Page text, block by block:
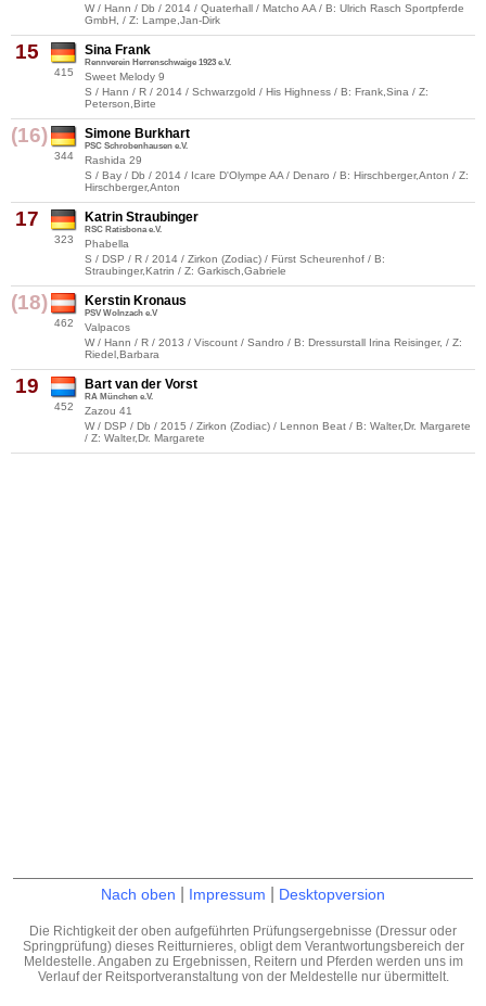
W / Hann / Db / 2014 / Quaterhall / Matcho AA / B: Ulrich Rasch Sportpferde
GmbH, / Z: Lampe,Jan-Dirk
15
415
Sina Frank
Rennverein Herrenschwaige 1923 e.V.
Sweet Melody 9
S / Hann / R / 2014 / Schwarzgold / His Highness / B: Frank,Sina / Z:
Peterson,Birte
(16)
344
Simone Burkhart
PSC Schrobenhausen e.V.
Rashida 29
S / Bay / Db / 2014 / Icare D'Olympe AA / Denaro / B: Hirschberger,Anton / Z:
Hirschberger,Anton
17
323
Katrin Straubinger
RSC Ratisbona e.V.
Phabella
S / DSP / R / 2014 / Zirkon (Zodiac) / Fürst Scheurenhof / B:
Straubinger,Katrin / Z: Garkisch,Gabriele
(18)
462
Kerstin Kronaus
PSV Wolnzach e.V
Valpacos
W / Hann / R / 2013 / Viscount / Sandro / B: Dressurstall Irina Reisinger, / Z:
Riedel,Barbara
19
452
Bart van der Vorst
RA München e.V.
Zazou 41
W / DSP / Db / 2015 / Zirkon (Zodiac) / Lennon Beat / B: Walter,Dr. Margarete
/ Z: Walter,Dr. Margarete
Nach oben Impressum Desktopversion
Die Richtigkeit der oben aufgeführten Prüfungsergebnisse (Dressur oder
Springprüfung) dieses Reitturnieres, obligt dem Verantwortungsbereich der
Meldestelle. Angaben zu Ergebnissen, Reitern und Pferden werden uns im
Verlauf der Reitsportveranstaltung von der Meldestelle nur übermittelt.